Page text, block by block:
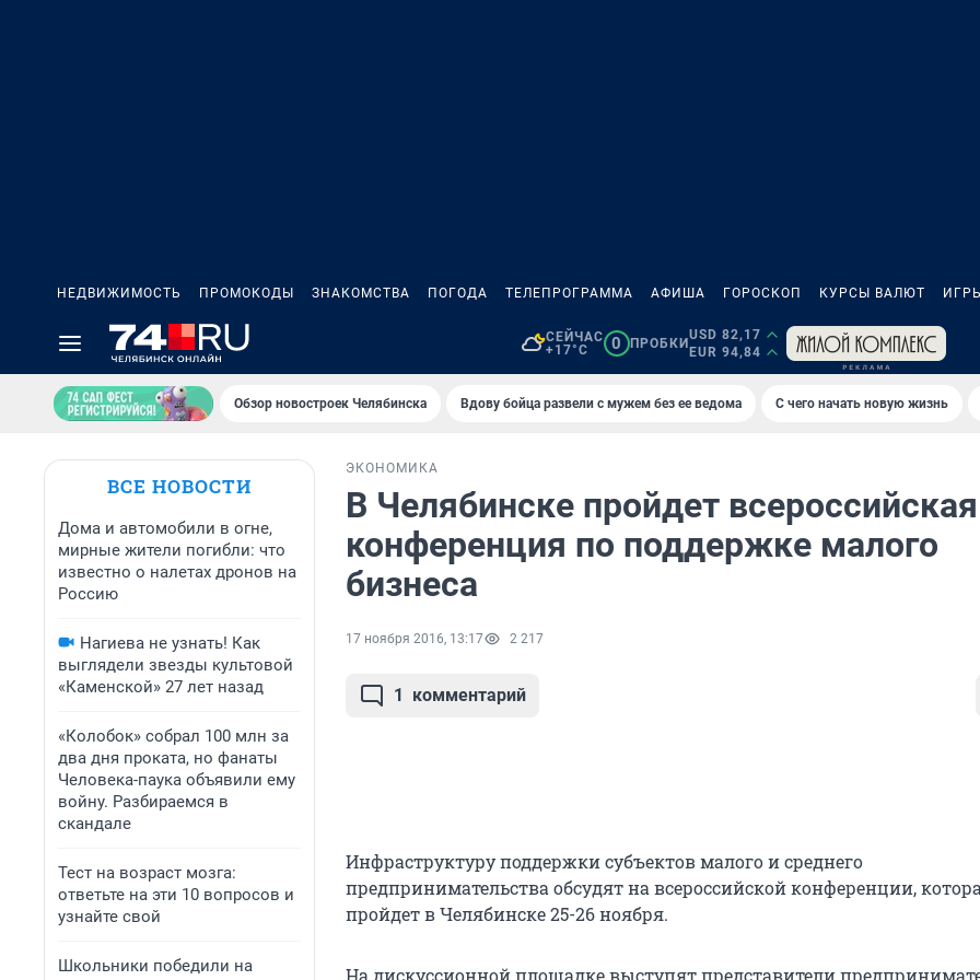
НЕДВИЖИМОСТЬ ПРОМОКОДЫ ЗНАКОМСТВА ПОГОДА ТЕЛЕПРОГРАММА АФИША ГОРОСКОП КУРСЫ ВАЛЮТ ИГРЫ
СЕЙЧАС
+17°C
0 ПРОБКИ
USD 82,17
EUR 94,84
Обзор новостроек Челябинска Вдову бойца развели с мужем без ее ведома С чего начать новую жизнь
ВСЕ НОВОСТИ
Дома и автомобили в огне,
мирные жители погибли: что
известно о налетах дронов на
Россию
Нагиева не узнать! Как
выглядели звезды культовой
«Каменской» 27 лет назад
«Колобок» собрал 100 млн за
два дня проката, но фанаты
Человека-паука объявили ему
войну. Разбираемся в
скандале
Тест на возраст мозга:
ответьте на эти 10 вопросов и
узнайте свой
Школьники победили на
ЭКОНОМИКА
В Челябинске пройдет всероссийская
конференция по поддержке малого
бизнеса
17 ноября 2016, 13:17 2 217
1 комментарий
Инфраструктуру поддержки субъектов малого и среднего
предпринимательства обсудят на всероссийской конференции,
пройдет в Челябинске 25-26 ноября.
На дискуссионной площадке выступят представители